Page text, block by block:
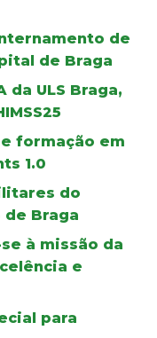
de
de Braga
da ULS Braga,
formação em
1.0
do
de Braga
à missão da
e
para